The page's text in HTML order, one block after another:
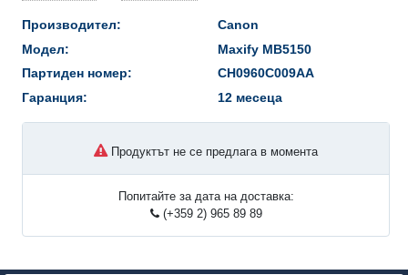
Производител:
Canon
Модел:
Maxify MB5150
Партиден номер:
CH0960C009AA
Гаранция:
12 месеца
Продуктът не се предлага в момента
Попитайте за дата на доставка:
(+359 2) 965 89 89